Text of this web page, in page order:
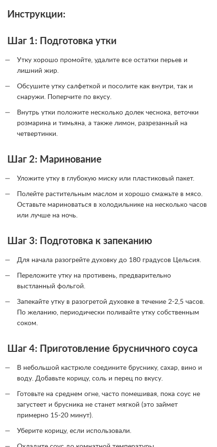
Инструкции:
Шаг 1: Подготовка утки
Утку хорошо промойте, удалите все остатки перьев и
лишний жир.
Обсушите утку салфеткой и посолите как внутри, так и
снаружи. Поперчите по вкусу.
Внутрь утки положите несколько долек чеснока, веточки
розмарина и тимьяна, а также лимон, разрезанный на
четвертинки.
Шаг 2: Маринование
Уложите утку в глубокую миску или пластиковый пакет.
Полейте растительным маслом и хорошо смажьте в мясо.
Оставьте мариноваться в холодильнике на несколько часов
или лучше на ночь.
Шаг 3: Подготовка к запеканию
Для начала разогрейте духовку до 180 градусов Цельсия.
Переложите утку на противень, предварительно
выстланный фольгой.
Запекайте утку в разогретой духовке в течение 2-2,5 часов.
По желанию, периодически поливайте утку собственным
соком.
Шаг 4: Приготовление брусничного соуса
В небольшой кастрюле соедините бруснику, сахар, вино и
воду. Добавьте корицу, соль и перец по вкусу.
Готовьте на среднем огне, часто помешивая, пока соус не
загустеет и брусника не станет мягкой (это займет
примерно 15-20 минут).
Уберите корицу, если использовали.